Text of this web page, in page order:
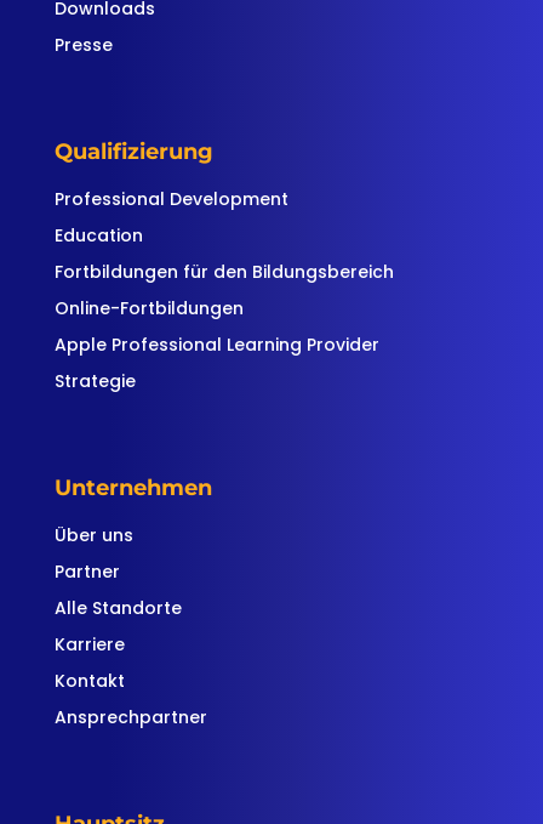
Downloads
Presse
Qualifizierung
Professional Development
Education
Fortbildungen für den Bildungsbereich
Online-Fortbildungen
Apple Professional Learning Provider
Strategie
Unternehmen
Über uns
Partner
Alle Standorte
Karriere
Kontakt
Ansprechpartner